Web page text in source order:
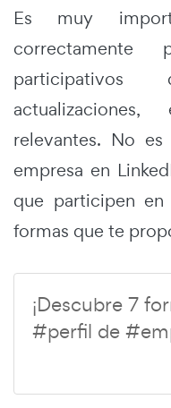
Es muy
correctamente
relevantes. No
empresa en
que participen
formas que te
¡Descubre 7
#perfil de